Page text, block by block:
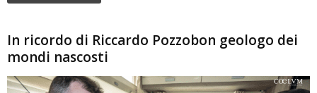
In ricordo di Riccardo Pozzobon geologo dei
mondi nascosti